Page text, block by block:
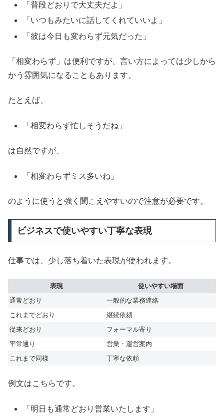
「普段どおりで大丈夫だよ」
「いつもみたいに話してくれていいよ」
「彼は今日も変わらず元気だった」
「相変わらず」は便利ですが、言い方によっては少しから
かう雰囲気になることもあります。
たとえば、
「相変わらず忙しそうだね」
は自然ですが、
「相変わらずミス多いね」
のように使うと強く聞こえやすいので注意が必要です。
ビジネスで使いやすい丁寧な表現
仕事では、少し落ち着いた表現が使われます。
表現
使いやすい場面
通常どおり
一般的な業務連絡
これまでどおり
継続依頼
従来どおり
フォーマル寄り
平常通り
営業・運営案内
これまで同様
丁寧な依頼
例文はこちらです。
「明日も通常どおり営業いたします」